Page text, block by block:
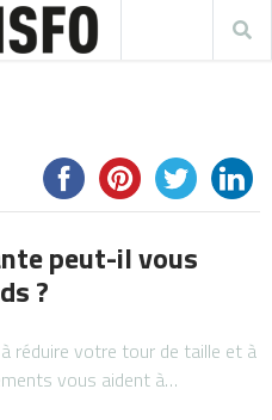
peut-il vous
?
réduire votre tour de taille et à
vous aident à…